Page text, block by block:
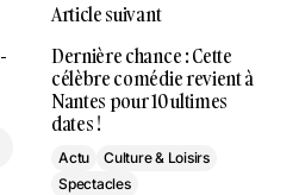
Article suivant
Dernière chance : Cette
célèbre comédie revient à
Nantes pour 10 ultimes
dates !
Actu
Culture & Loisirs
Spectacles